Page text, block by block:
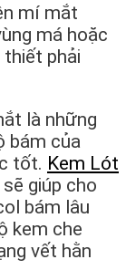
mí mắt
má hoặc
phải
là những
bám của
tốt. Kem Lót
sẽ giúp cho
bám lâu
kem che
vết hằn